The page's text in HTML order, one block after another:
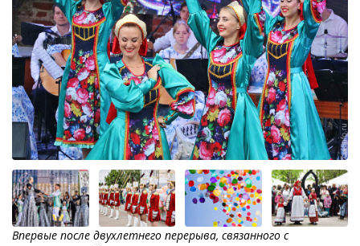
Впервые после двухлетнего перерыва, связанного с